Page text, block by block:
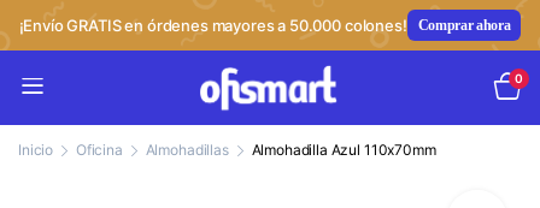
¡Envío GRATIS en órdenes mayores a 50.000 colones! Comprar ahora
0
Inicio Oficina Almohadillas Almohadilla Azul 110x70mm